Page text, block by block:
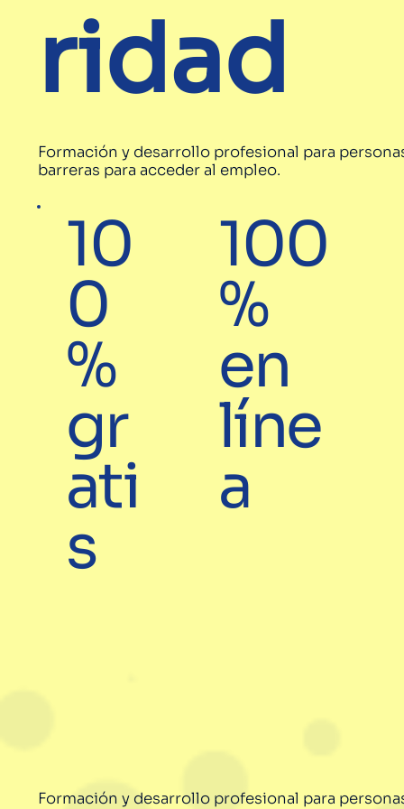
ridad
Formación y desarrollo profesional para
barreras para acceder al empleo.
10
0
%
gr
ati
s
100
%
en
líne
a
Formación y desarrollo profesional para